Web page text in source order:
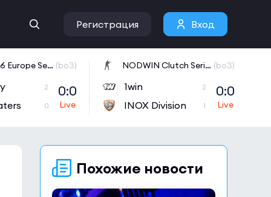
Регистрация Вход
CCT 2026 Europe Series 6 (bo3)
2
0
0:0
NODWIN Clutch Series 10 (bo3)
1win 2
INOX Division 1
0:0
Похожие новости